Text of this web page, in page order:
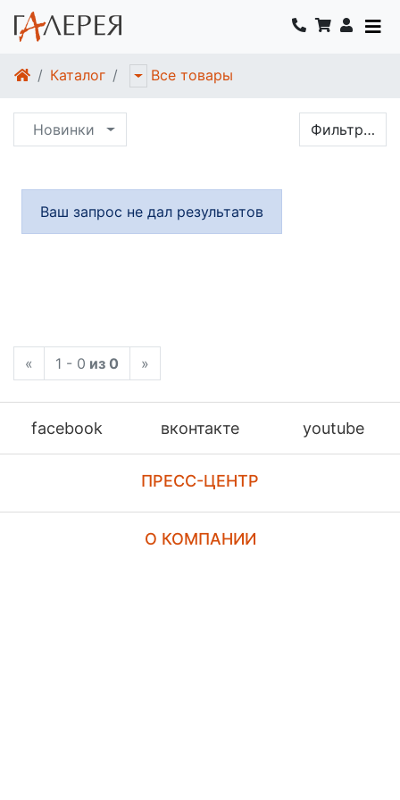
Каталог Все товары
Новинки Фильтр…
Ваш запрос не дал результатов
« 1 - 0 из 0 »
facebook вконтакте youtube
ПРЕСС-ЦЕНТР
О КОМПАНИИ